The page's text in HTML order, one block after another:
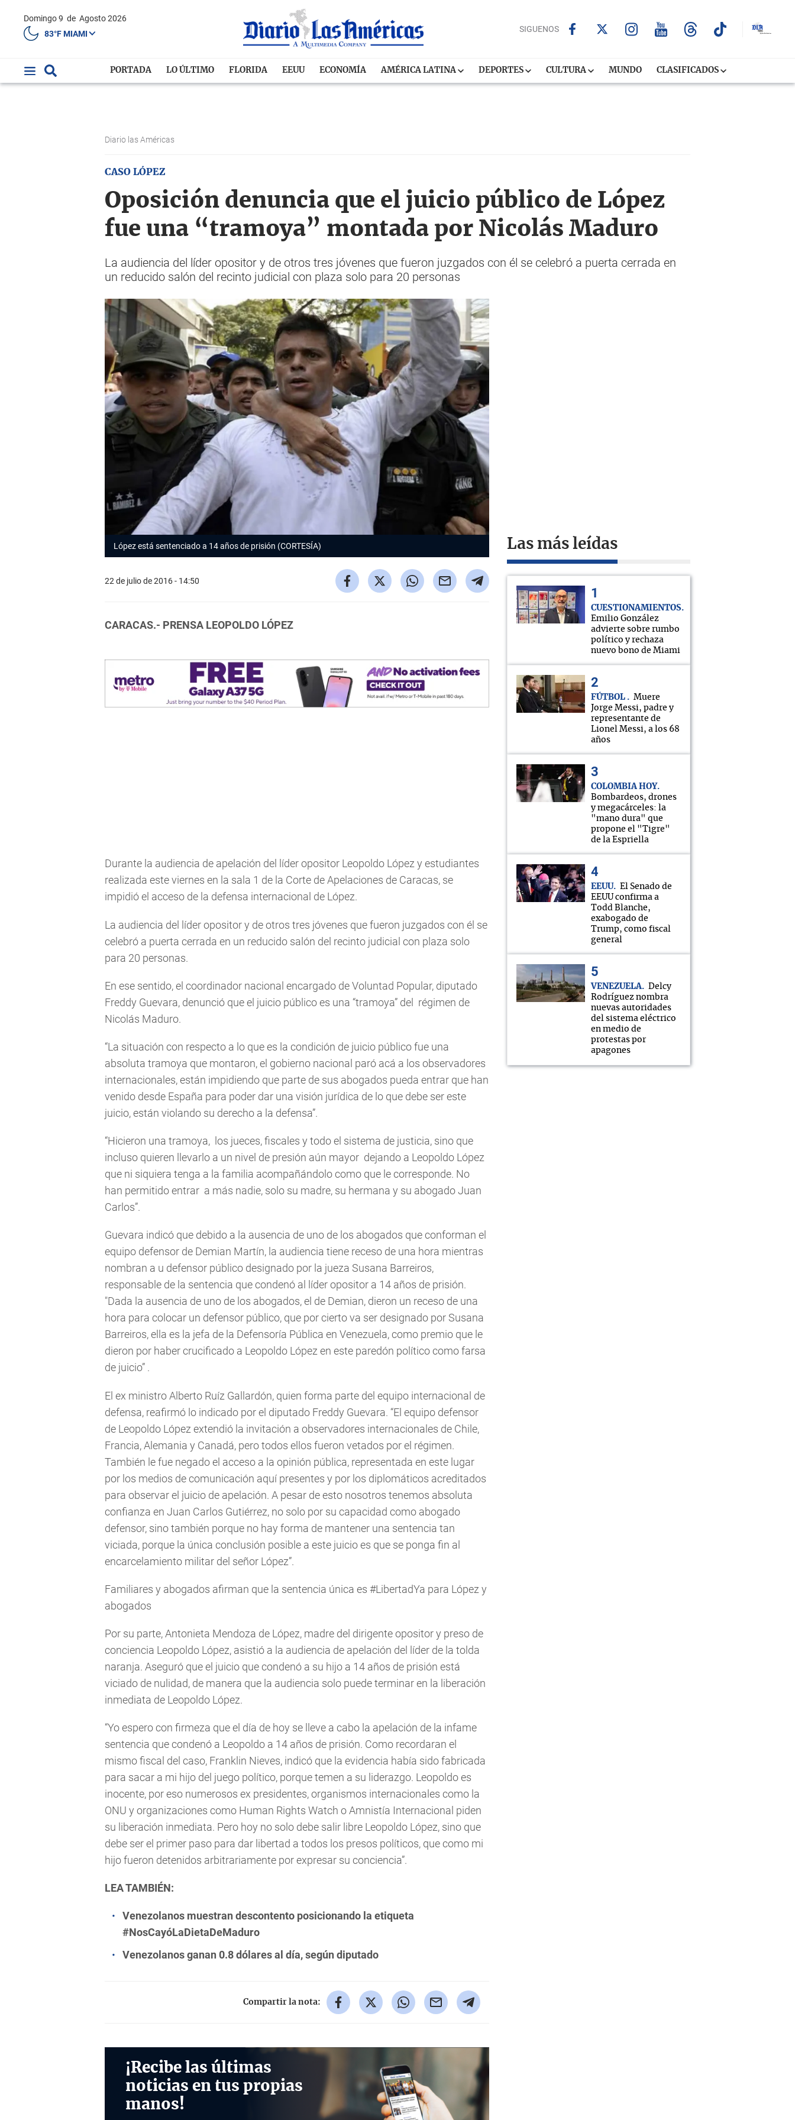
Domingo 9 de Agosto 2026
83°F MIAMI
SIGUENOS
PORTADA LO ÚLTIMO FLORIDA EEUU ECONOMÍA AMÉRICA LATINA DEPORTES CULTURA MUNDO CLASIFICADOS
Diario las Américas
CASO LÓPEZ
Oposición denuncia que el juicio público de López
fue una “tramoya” montada por Nicolás Maduro
La audiencia del líder opositor y de otros tres jóvenes que fueron juzgados con él se celebró a puerta cerrada en
un reducido salón del recinto judicial con plaza solo para 20 personas
López está sentenciado a 14 años de prisión (CORTESÍA)
22 de julio de 2016 - 14:50
CARACAS.- PRENSA LEOPOLDO LÓPEZ
Durante la audiencia de apelación del líder opositor Leopoldo López y estudiantes
realizada este viernes en la sala 1 de la Corte de Apelaciones de Caracas, se
impidió el acceso de la defensa internacional de López.
La audiencia del líder opositor y de otros tres jóvenes que fueron juzgados con él se
celebró a puerta cerrada en un reducido salón del recinto judicial con plaza solo
para 20 personas.
En ese sentido, el coordinador nacional encargado de Voluntad Popular, diputado
Freddy Guevara, denunció que el juicio público es una “tramoya” del régimen de
Nicolás Maduro.
“La situación con respecto a lo que es la condición de juicio público fue una
absoluta tramoya que montaron, el gobierno nacional paró acá a los observadores
internacionales, están impidiendo que parte de sus abogados pueda entrar que han
venido desde España para poder dar una visión jurídica de lo que debe ser este
juicio, están violando su derecho a la defensa”.
“Hicieron una tramoya, los jueces, fiscales y todo el sistema de justicia, sino que
incluso quieren llevarlo a un nivel de presión aún mayor dejando a Leopoldo López
que ni siquiera tenga a la familia acompañándolo como que le corresponde. No
han permitido entrar a más nadie, solo su madre, su hermana y su abogado Juan
Carlos”.
Guevara indicó que debido a la ausencia de uno de los abogados que conforman el
equipo defensor de Demian Martín, la audiencia tiene receso de una hora mientras
nombran a u defensor público designado por la jueza Susana Barreiros,
responsable de la sentencia que condenó al líder opositor a 14 años de prisión.
"Dada la ausencia de uno de los abogados, el de Demian, dieron un receso de una
hora para colocar un defensor público, que por cierto va ser designado por Susana
Barreiros, ella es la jefa de la Defensoría Pública en Venezuela, como premio que le
dieron por haber crucificado a Leopoldo López en este paredón político como farsa
de juicio” .
El ex ministro Alberto Ruíz Gallardón, quien forma parte del equipo internacional de
defensa, reafirmó lo indicado por el diputado Freddy Guevara. “El equipo defensor
de Leopoldo López extendió la invitación a observadores internacionales de Chile,
Francia, Alemania y Canadá, pero todos ellos fueron vetados por el régimen.
También le fue negado el acceso a la opinión pública, representada en este lugar
por los medios de comunicación aquí presentes y por los diplomáticos acreditados
para observar el juicio de apelación. A pesar de esto nosotros tenemos absoluta
confianza en Juan Carlos Gutiérrez, no solo por su capacidad como abogado
defensor, sino también porque no hay forma de mantener una sentencia tan
viciada, porque la única conclusión posible a este juicio es que se ponga fin al
encarcelamiento militar del señor López”.
Familiares y abogados afirman que la sentencia única es #LibertadYa para López y
abogados
Por su parte, Antonieta Mendoza de López, madre del dirigente opositor y preso de
conciencia Leopoldo López, asistió a la audiencia de apelación del líder de la tolda
naranja. Aseguró que el juicio que condenó a su hijo a 14 años de prisión está
viciado de nulidad, de manera que la audiencia solo puede terminar en la liberación
inmediata de Leopoldo López.
“Yo espero con firmeza que el día de hoy se lleve a cabo la apelación de la infame
sentencia que condenó a Leopoldo a 14 años de prisión. Como recordaran el
mismo fiscal del caso, Franklin Nieves, indicó que la evidencia había sido fabricada
para sacar a mi hijo del juego político, porque temen a su liderazgo. Leopoldo es
inocente, por eso numerosos ex presidentes, organismos internacionales como la
ONU y organizaciones como Human Rights Watch o Amnistía Internacional piden
su liberación inmediata. Pero hoy no solo debe salir libre Leopoldo López, sino que
debe ser el primer paso para dar libertad a todos los presos políticos, que como mi
hijo fueron detenidos arbitrariamente por expresar su conciencia”.
LEA TAMBIÉN:
Venezolanos muestran descontento posicionando la etiqueta
#NosCayóLaDietaDeMaduro
Venezolanos ganan 0.8 dólares al día, según diputado
Compartir la nota:
¡Recibe las últimas
noticias en tus propias
manos!
Las más leídas
CUESTIONAMIENTOS
Emilio González
advierte sobre rumbo
político y rechaza
nuevo bono de Miami
FÚTBOL
Muere
Jorge Messi, padre y
representante de
Lionel Messi, a los 68
años
COLOMBIA HOY
Bombardeos, drones
y megacárceles: la
"mano dura" que
propone el "Tigre"
de la Espriella
EEUU
El Senado de
EEUU confirma a
Todd Blanche,
exabogado de
Trump, como fiscal
general
VENEZUELA
Delcy
Rodríguez nombra
nuevas autoridades
del sistema eléctrico
en medio de
protestas por
apagones